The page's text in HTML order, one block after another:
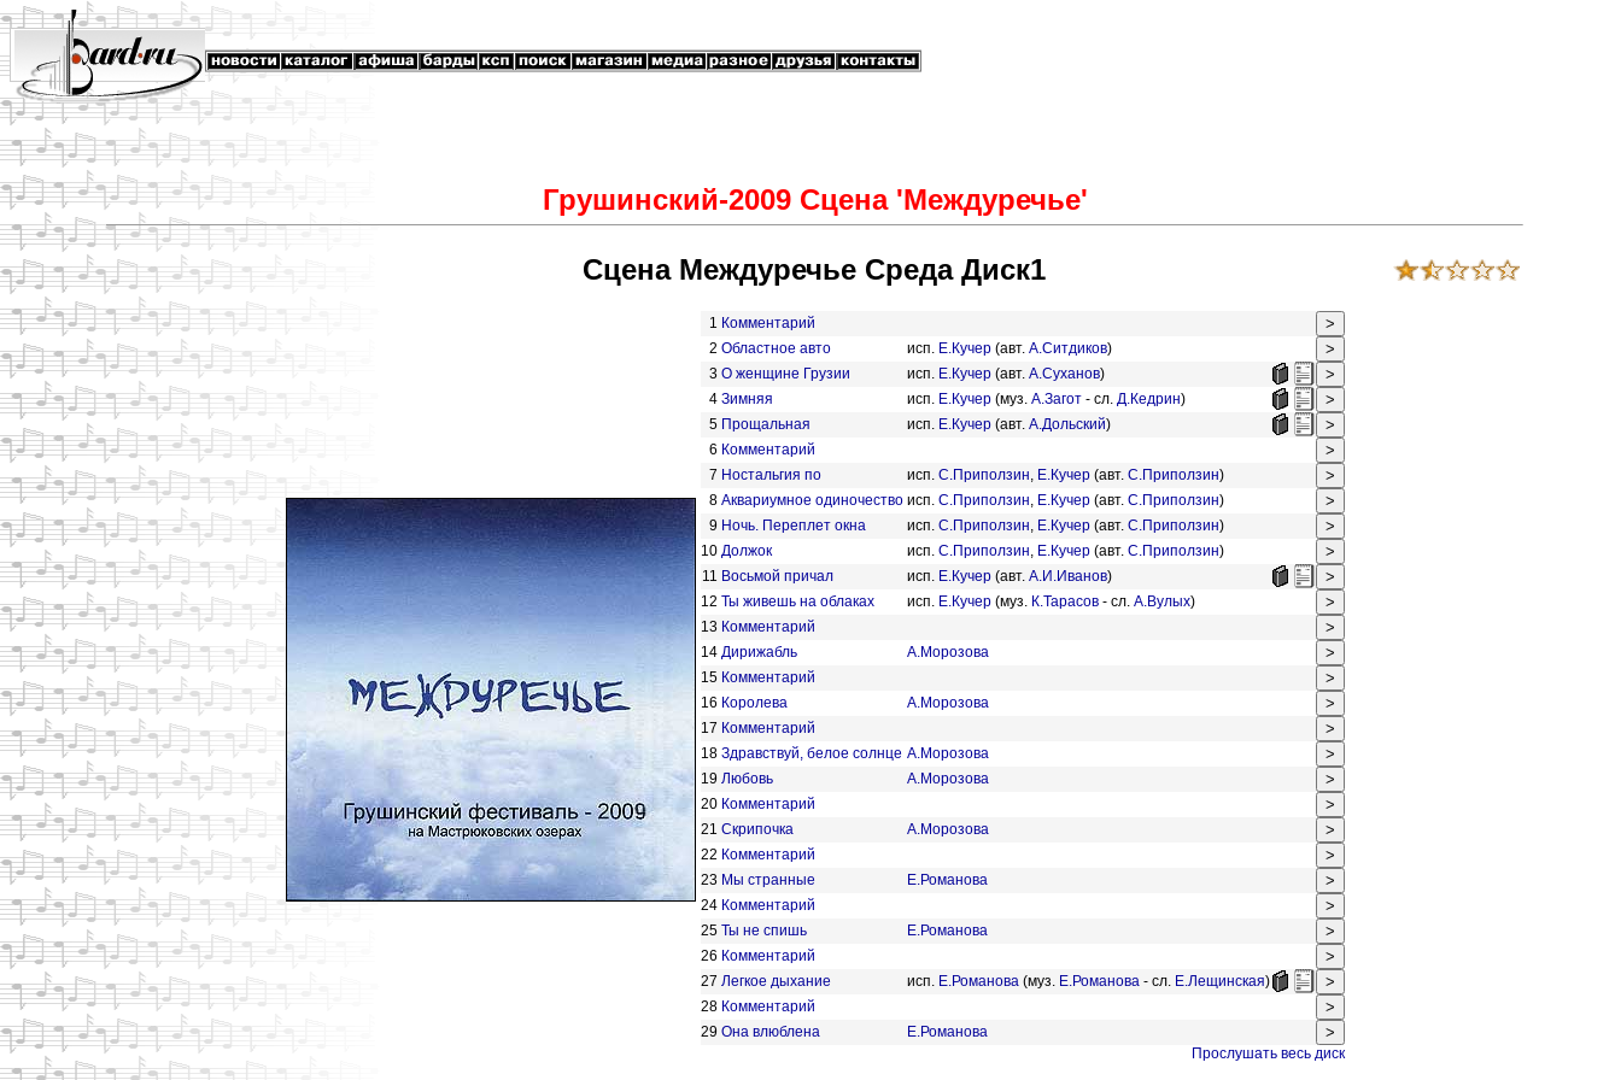
Грушинский-2009 Сцена 'Междуречье'
Сцена Междуречье Среда Диск1
1 Комментарий
2 Областное авто исп. Е.Кучер(авт. А.Ситдиков)
3 О женщине Грузии исп. Е.Кучер(авт. А.Суханов)
4 Зимняя исп. Е.Кучер(муз. А.Загот- сл. Д.Кедрин)
5 Прощальная исп. Е.Кучер(авт. А.Дольский)
6 Комментарий
7 Ностальгия по исп. С.Приползин, Е.Кучер(авт. С.Приползин)
8 Аквариумное одиночество исп. С.Приползин, Е.Кучер(авт. С.Приползин)
9 Ночь. Переплет окна исп. С.Приползин, Е.Кучер(авт. С.Приползин)
10 Должок исп. С.Приползин, Е.Кучер(авт. С.Приползин)
11 Восьмой причал исп. Е.Кучер(авт. А.И.Иванов)
12 Ты живешь на облаках исп. Е.Кучер(муз. К.Тарасов- сл. А.Вулых)
13 Комментарий
14 Дирижабль
А.Морозова
15 Комментарий
16 Королева
А.Морозова
17 Комментарий
18 Здравствуй, белое солнце А.Морозова
19 Любовь
А.Морозова
20 Комментарий
21 Скрипочка
А.Морозова
22 Комментарий
23 Мы странные
Е.Романова
24 Комментарий
25 Ты не спишь
Е.Романова
26 Комментарий
27 Легкое дыхание исп. Е.Романова(муз. Е.Романова- сл. Е.Лещинская)
28 Комментарий
29 Она влюблена
Е.Романова
Прослушать весь диск